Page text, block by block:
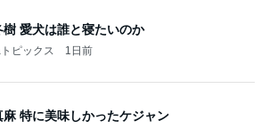
樹 愛犬は誰と寝たいのか
ピックス 1日前
麻 特に美味しかったケジャン